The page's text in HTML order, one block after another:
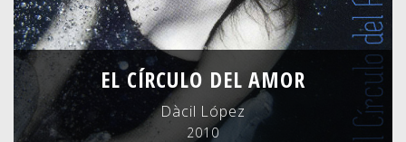
EL CÍRCULO DEL AMOR
Dàcil López
2010